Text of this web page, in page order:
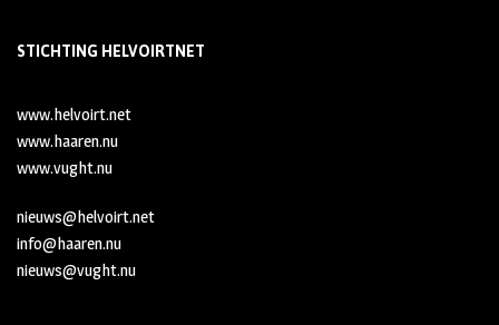
STICHTING HELVOIRTNET
www.helvoirt.net
www.haaren.nu
www.vught.nu
nieuws@helvoirt.net
info@haaren.nu
nieuws@vught.nu